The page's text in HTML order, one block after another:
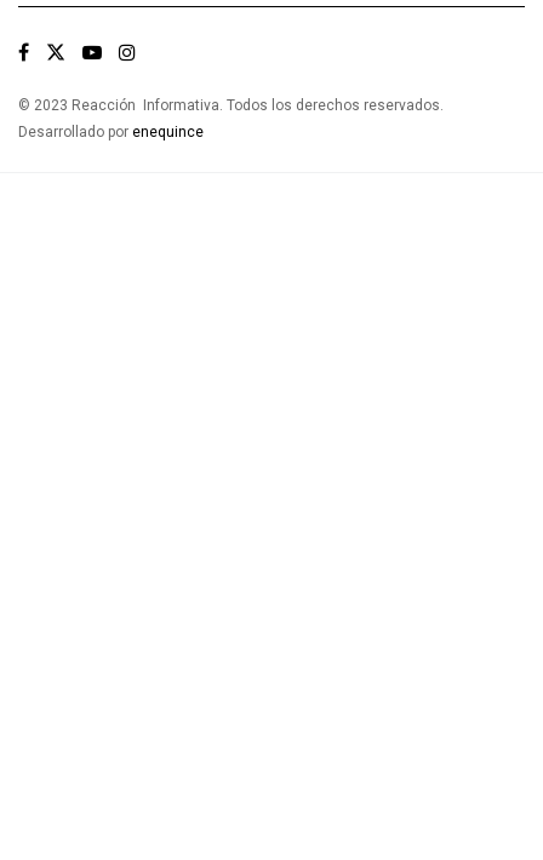
© 2023 Reacción Informativa. Todos los derechos reservados.
Desarrollado por enequince